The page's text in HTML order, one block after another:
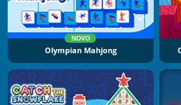
NOVO
Olympian Mahjong